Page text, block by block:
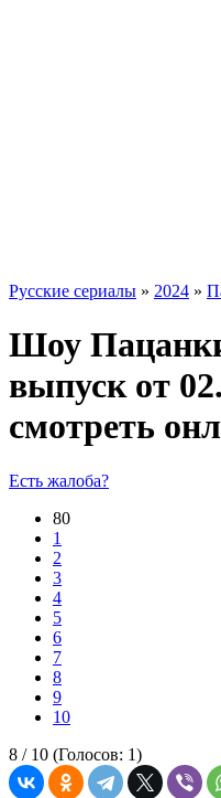
Русские сериалы » 2024 »
Шоу
выпуск от
смотреть
Есть жалоба?
80
1
2
3
4
5
6
7
8
9
10
8 / 10 (Голосов: 1)